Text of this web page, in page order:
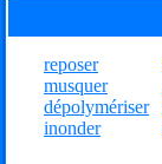
reposer
musquer
dépolymériser
inonder